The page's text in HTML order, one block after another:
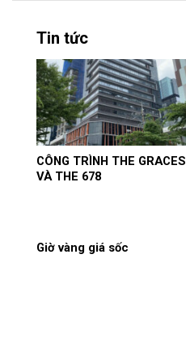
Tin tức
CÔNG TRÌNH THE GRACES
VÀ THE 678
Giờ vàng giá sốc